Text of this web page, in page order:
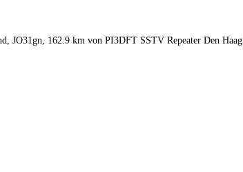
JO31gn, 162.9 km von PI3DFT SSTV Repeater Den Haag